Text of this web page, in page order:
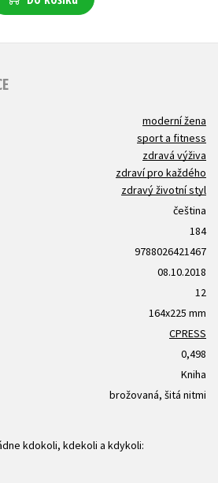
moderní žena
sport a fitness
zdravá výživa
zdraví pro každého
zdravý životní styl
čeština
184
9788026421467
08.10.2018
12
164x225 mm
CPRESS
0,498
Kniha
brožovaná, šitá nitmi
kdokoli, kdekoli a kdykoli: